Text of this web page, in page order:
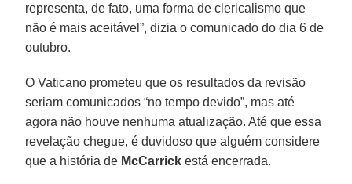
representa, de fato, uma forma de clericalismo que
não é mais aceitável”, dizia o comunicado do dia 6 de
outubro.
O Vaticano prometeu que os resultados da revisão
seriam comunicados “no tempo devido”, mas até
agora não houve nenhuma atualização. Até que essa
revelação chegue, é duvidoso que alguém considere
que a história de McCarrick está encerrada.